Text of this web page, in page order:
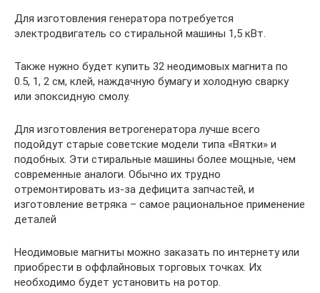
Для изготовления генератора потребуется
электродвигатель со стиральной машины 1,5 кВт.
Также нужно будет купить 32 неодимовых магнита по
0.5, 1, 2 см, клей, наждачную бумагу и холодную сварку
или эпоксидную смолу.
Для изготовления ветрогенератора лучше всего
подойдут старые советские модели типа «Вятки» и
подобных. Эти стиральные машины более мощные, чем
современные аналоги. Обычно их трудно
отремонтировать из-за дефицита запчастей, и
изготовление ветряка – самое рациональное применение
деталей
Неодимовые магниты можно заказать по интернету или
приобрести в оффлайновых торговых точках. Их
необходимо будет установить на ротор.